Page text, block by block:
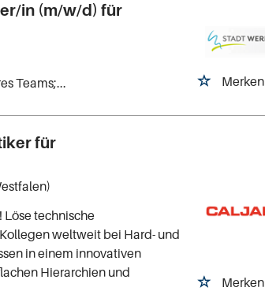
in (m/w/d) für
Merken
Teams;...
für
Merken
technische
weltweit bei Hard- und
in einem innovativen
Hierarchien und